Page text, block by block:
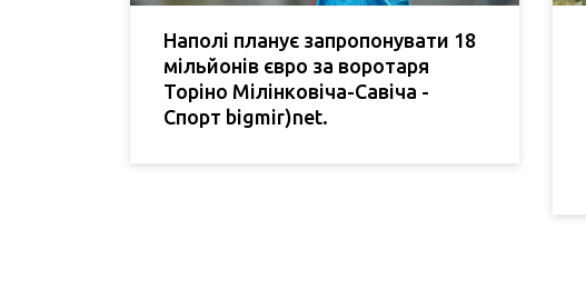
Наполі планує запропонувати 18
мільйонів євро за воротаря
Торіно Мілінковіча-Савіча -
Спорт bigmir)net.